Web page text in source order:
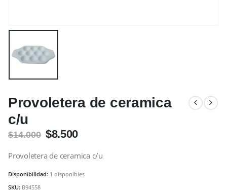
Provoletera de ceramica
c/u
$14.000 El
original
$14.000.
$8.500El
actual
$8.500.
Provoletera de ceramica c/u
Disponibilidad: 1 disponibles
SKU: B94558